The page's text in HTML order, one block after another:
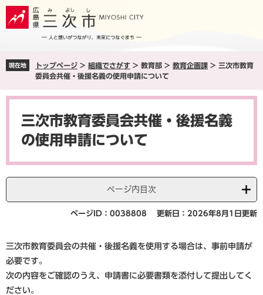
ペ
ジ
メ
ュ
現在地 トップページ > 組織でさがす > 教育部 > 教育企画課 > 三次市教育
委員会共催・後援名義の使用申請について
本
三次市教育委員会共催・後援名義
の使用申請について
ページ内目次
ページID：0038808 更新日：2026年8月1日更新
三次市教育委員会の共催・後援名義を使用する場合は、事前申請が
必要です。
次の内容をご確認のうえ、申請書に必要書類を添付して提出してく
ださい。